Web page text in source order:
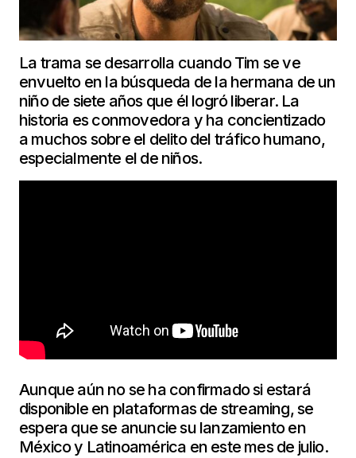
La trama se desarrolla cuando Tim se ve
envuelto en la búsqueda de la hermana de un
niño de siete años que él logró liberar. La
historia es conmovedora y ha concientizado
a muchos sobre el delito del tráfico humano,
especialmente el de niños.
Aunque aún no se ha confirmado si estará
disponible en plataformas de streaming, se
espera que se anuncie su lanzamiento en
México y Latinoamérica en este mes de julio.